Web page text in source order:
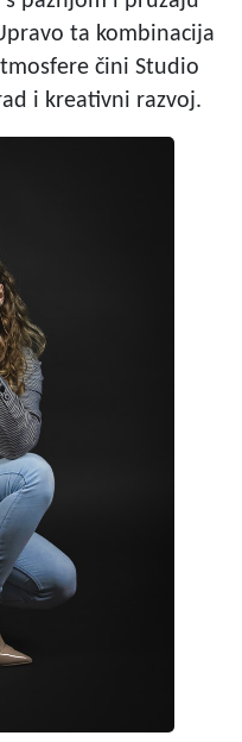
ta kombinacija
čini Studio
i kreativni razvoj.